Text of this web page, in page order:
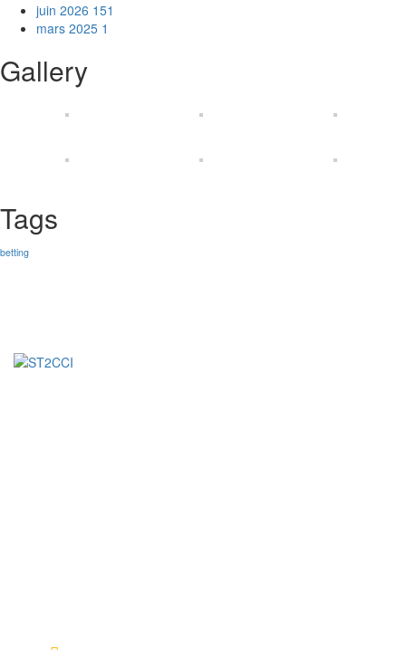
juin 2026 151
mars 2025 1
Gallery
Tags
betting